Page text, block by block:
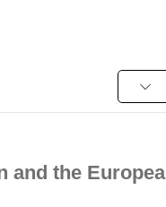
and the